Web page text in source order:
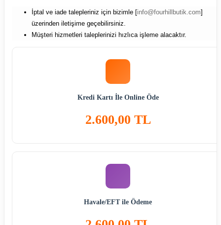
İptal ve iade talepleriniz için bizimle [info@fourhillbutik.com]
üzerinden iletişime geçebilirsiniz.
Müşteri hizmetleri taleplerinizi hızlıca işleme alacaktır.
Kredi Kartı İle Online Öde
2.600,00 TL
Havale/EFT ile Ödeme